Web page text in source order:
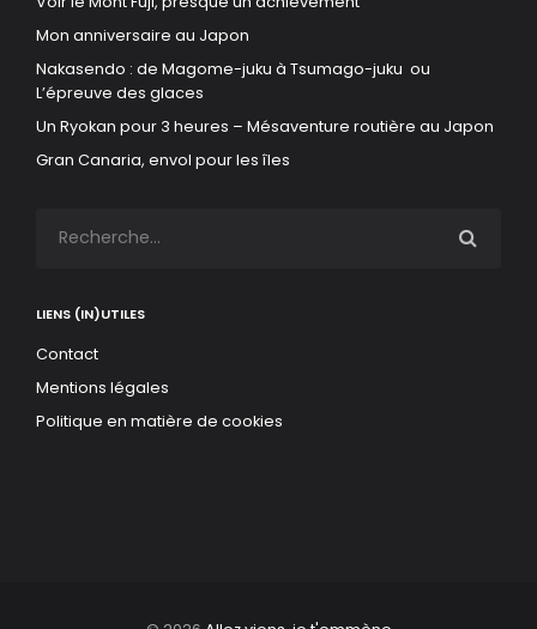
Mon anniversaire au Japon
Nakasendo : de Magome-juku à Tsumago-juku ou
L’épreuve des glaces
Un Ryokan pour 3 heures – Mésaventure routière au Japon
Gran Canaria, envol pour les îles
LIENS (IN)UTILES
Contact
Mentions légales
Politique en matière de cookies